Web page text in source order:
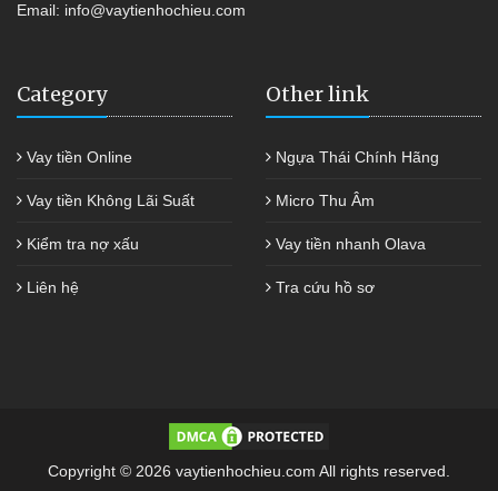
Email: info@vaytienhochieu.com
Category
Vay tiền Online
Vay tiền Không Lãi Suất
Kiểm tra nợ xấu
Liên hệ
Other link
Ngựa Thái Chính Hãng
Micro Thu Âm
Vay tiền nhanh Olava
Tra cứu hồ sơ
Copyright © 2026 vaytienhochieu.com All rights reserved.